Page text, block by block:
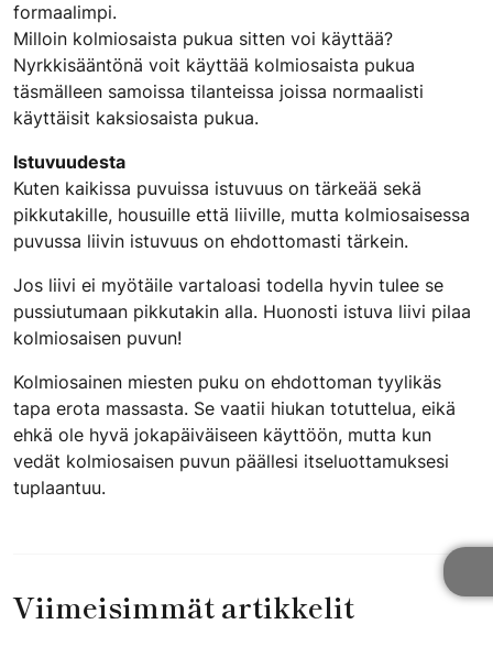
formaalimpi.
Milloin kolmiosaista pukua sitten voi käyttää?
Nyrkkisääntönä voit käyttää kolmiosaista pukua
täsmälleen samoissa tilanteissa joissa normaalisti
käyttäisit kaksiosaista pukua.
Istuvuudesta
Kuten kaikissa puvuissa istuvuus on tärkeää sekä
pikkutakille, housuille että liiville, mutta kolmiosaisessa
puvussa liivin istuvuus on ehdottomasti tärkein.
Jos liivi ei myötäile vartaloasi todella hyvin tulee se
pussiutumaan pikkutakin alla. Huonosti istuva liivi pilaa
kolmiosaisen puvun!
Kolmiosainen miesten puku on ehdottoman tyylikäs
tapa erota massasta. Se vaatii hiukan totuttelua, eikä
ehkä ole hyvä jokapäiväiseen käyttöön, mutta kun
vedät kolmiosaisen puvun päällesi itseluottamuksesi
tuplaantuu.
Viimeisimmät artikkelit